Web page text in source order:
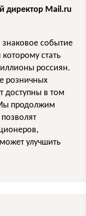
директор Mail.ru
событие
стать
россиян.
розничных
доступны в том
продолжим
улучшить